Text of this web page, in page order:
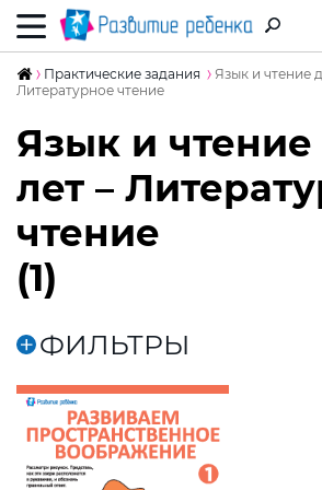
Практические задания
Язык и чтение
Литературное чтение
Язык и
лет –
чтение
(1)
ФИЛЬТРЫ